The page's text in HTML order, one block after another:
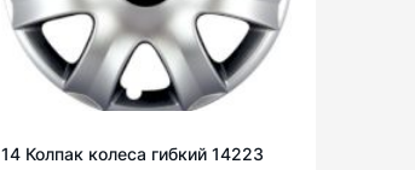
14 Колпак колеса гибкий 14223